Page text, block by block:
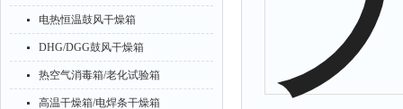
电热恒温鼓风干燥箱
DHG/DGG鼓风干燥箱
热空气消毒箱/老化试验箱
高温干燥箱/电焊条干燥箱